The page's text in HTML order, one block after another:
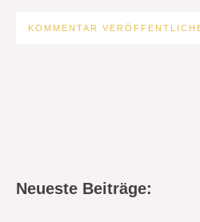
Neueste Beiträge: